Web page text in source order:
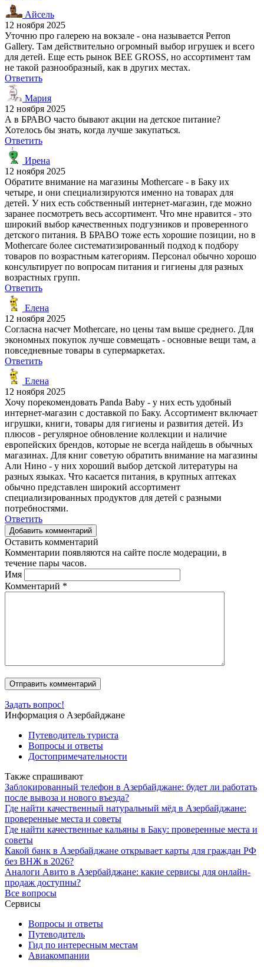
Айсель
12 ноября 2025
Уточню про галерею на вокзале - она называется Perron
Gallery. Там действительно огромный выбор игрушек и всего
для детей. Еще есть рынок BEE GROSS, но ассортимент там
не такой разнообразный, как в других местах.
Ответить
Мария
12 ноября 2025
А в БРАВО часто бывают акции на детское питание?
Хотелось бы знать, когда лучше закупаться.
Ответить
Ирена
12 ноября 2025
Обратите внимание на магазины Mothercare - в Баку их
четыре, и они специализируются именно на товарах для
детей. У них есть собственный интернет-магазин, где можно
заранее посмотреть весь ассортимент. Что мне нравится - это
широкий выбор качественных подгузников и проверенного
детского питания. В БРАВО тоже есть хорошие позиции, но в
Mothercare более систематизированный подход к подбору
товаров по возрастным категориям. Персонал обычно хорошо
консультирует по вопросам питания и гигиены для разных
возрастных групп.
Ответить
Елена
12 ноября 2025
Согласна насчет Mothercare, но цены там выше среднего. Для
экономных покупок лучше совмещать - основные вещи там, а
повседневные товары в супермаркетах.
Ответить
Елена
12 ноября 2025
Хочу порекомендовать Panda Baby - у них есть удобный
интернет-магазин с доставкой по Баку. Ассортимент включает
игрушки, книги, товары для гигиены и развития детей. Из
плюсов - регулярное обновление коллекции и наличие
европейских брендов, которые не всегда найдешь в обычных
магазинах. Для книг советую обратить внимание на магазины
Али Нино - у них хороший выбор детской литературы на
разных языках. Что касается питания, в крупных аптеках
обычно представлен широкий ассортимент
специализированных продуктов для детей с разными
потребностями.
Ответить
Добавить комментарий
Оставить комментарий
Комментарии появляются на сайте после модерации, в
течение пары часов.
Имя
Комментарий *
Задать вопрос!
Информация о Азербайджане
Путеводитель туриста
Вопросы и ответы
Достопримечательности
Также спрашивают
Заблокированный телефон в Азербайджане: будет ли работать
после вывоза и нового въезда?
Где найти качественный натуральный мёд в Азербайджане:
проверенные места и советы
Где найти качественные кальяны в Баку: проверенные места и
советы
Какой банк в Азербайджане открывает карты для граждан РФ
без ВНЖ в 2026?
Аналоги Авито в Азербайджане: какие сервисы для онлайн-
продаж доступны?
Все вопросы
Сервисы
Вопросы и ответы
Путеводитель
Гид по интересным местам
Авиакомпании